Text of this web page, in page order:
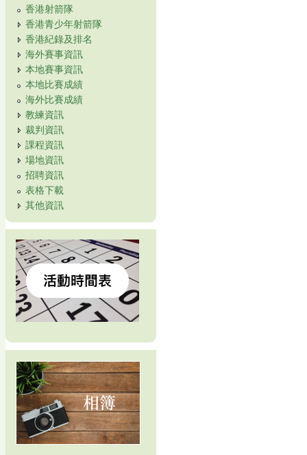
香港射箭隊
香港青少年射箭隊
香港紀錄及排名
海外賽事資訊
本地賽事資訊
本地比賽成績
海外比賽成績
教練資訊
裁判資訊
課程資訊
場地資訊
招聘資訊
表格下載
其他資訊